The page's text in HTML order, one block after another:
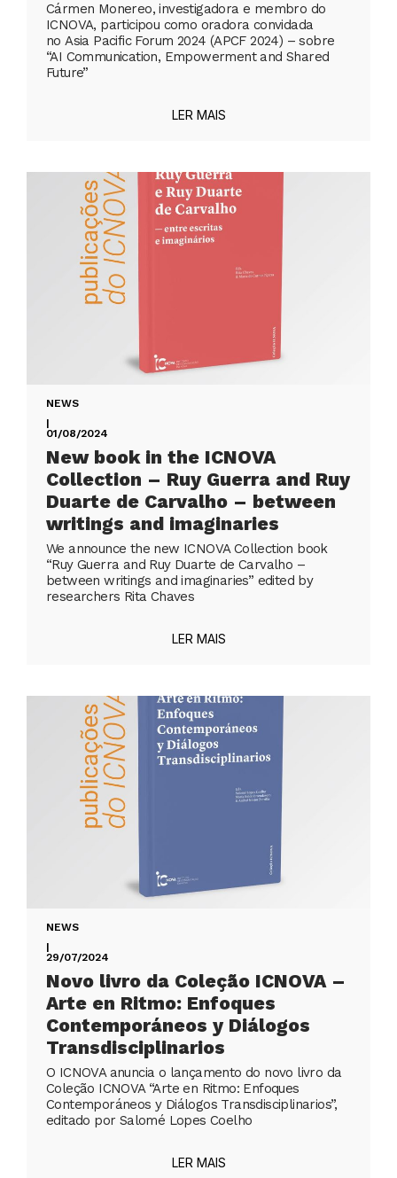
Cármen Monereo, investigadora e membro do
ICNOVA, participou como oradora convidada
no Asia Pacific Forum 2024 (APCF 2024) – sobre
“AI Communication, Empowerment and Shared
Future”
LER MAIS
NEWS
|
01/08/2024
New book in the ICNOVA
Collection – Ruy Guerra and Ruy
Duarte de Carvalho – between
writings and imaginaries
We announce the new ICNOVA Collection book
“Ruy Guerra and Ruy Duarte de Carvalho –
between writings and imaginaries” edited by
researchers Rita Chaves
LER MAIS
NEWS
|
29/07/2024
Novo livro da Coleção ICNOVA –
Arte en Ritmo: Enfoques
Contemporáneos y Diálogos
Transdisciplinarios
O ICNOVA anuncia o lançamento do novo livro da
Coleção ICNOVA “Arte en Ritmo: Enfoques
Contemporáneos y Diálogos Transdisciplinarios”,
editado por Salomé Lopes Coelho
LER MAIS